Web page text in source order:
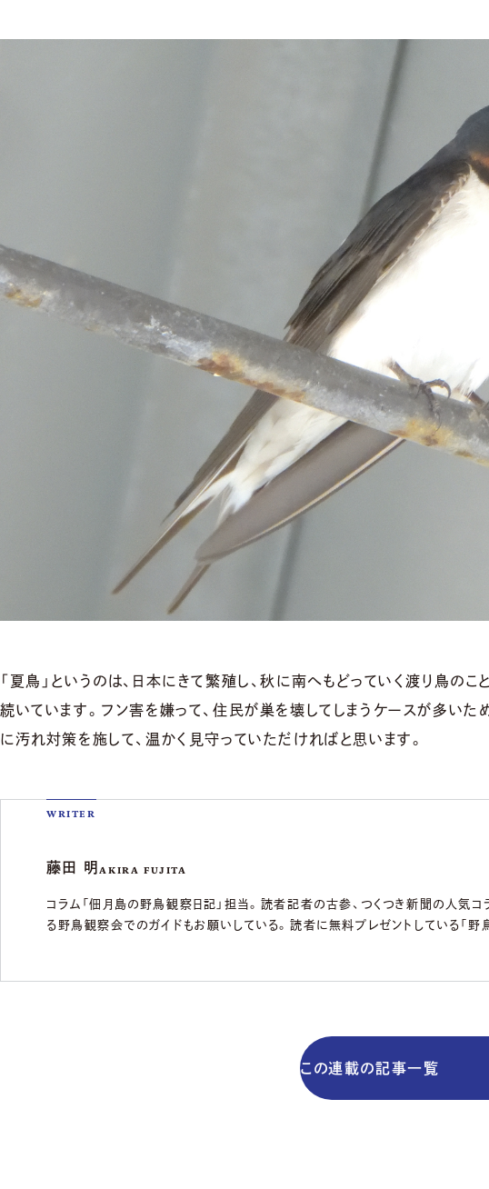
「夏鳥」というのは、日本にきて繁殖し、秋に南へもどっていく渡り鳥の
続いています。フン害を嫌って、住民が巣を壊してしまうケースが多い
に汚れ対策を施して、温かく見守っていただければと思います。
WRITER
藤田 明 AKIRA FUJITA
コラム「佃月島の野鳥観察日記」担当。読者記者の古参、つくつき新聞の人気
る野鳥観察会でのガイドもお願いしている。読者に無料プレゼントしている「野
この連載の記事一覧